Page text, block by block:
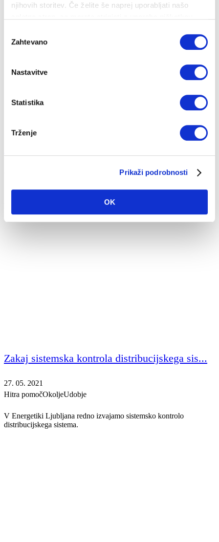
njihovih storitev. Če želite še naprej uporabljati našo
soglasja
Zahtevano
Nastavitve
Statistika
Trženje
Prikaži podrobnosti
OK
grejejo. Pojavi se lahko ka...
V mesecu maju 2021 je bil objavljen stečaj družbe Mastra d.o.o.
Zakaj sistemska kontrola distribucijskega sis...
27. 05. 2021
Hitra pomočOkoljeUdobje
V Energetiki Ljubljana redno izvajamo sistemsko kontrolo
distribucijskega sistema.